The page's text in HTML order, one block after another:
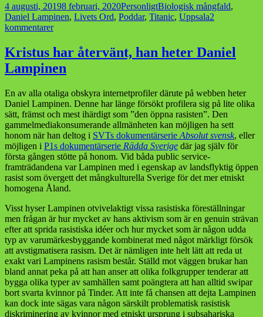
Postat
4 augusti, 20198 februari, 2020Kategorier
PersonligtTaggar
Biologisk mångfald,
Daniel Lampinen, Livets Ord, Poddar, Titanic, Uppsala2
kommentarertill
2019
Kristus har återvänt, han heter Daniel
Lampinen
En av alla otaliga obskyra internetprofiler därute på webben heter
Daniel Lampinen. Denne har länge försökt profilera sig på lite olika
sätt, främst och mest ihärdigt som ”den öppna rasisten”. Den
gammelmediakonsumerande allmänheten kan möjligen ha sett
honom när han deltog i SVTs dokumentärserie Absolut svensk, eller
möjligen i P1s dokumentärserie Rädda Sverige där jag själv för
första gången stötte på honom. Vid båda public service-
framträdandena var Lampinen med i egenskap av landsflyktig öppen
rasist som övergett det mångkulturella Sverige för det mer etniskt
homogena Åland.
Visst hyser Lampinen otvivelaktigt vissa rasistiska föreställningar
men frågan är hur mycket av hans aktivism som är en genuin strävan
efter att sprida rasistiska idéer och hur mycket som är någon udda
typ av varumärkesbyggande kombinerat med något märkligt försök
att avstigmatisera rasism. Det är nämligen inte helt lätt att reda ut
exakt vari Lampinens rasism består. Ställd mot väggen brukar han
bland annat peka på att han anser att olika folkgrupper tenderar att
bygga olika typer av samhällen samt poängtera att han alltid swipar
bort svarta kvinnor på Tinder. Att inte få chansen att dejta Lampinen
kan dock inte sägas vara någon särskilt problematisk rasistisk
diskriminering av kvinnor med etniskt ursprung i subsahariska